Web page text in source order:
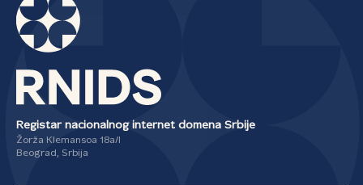
Registar nacionalnog internet domena Srbije
Žorža Klemansoa 18a/I
Beograd, Srbija